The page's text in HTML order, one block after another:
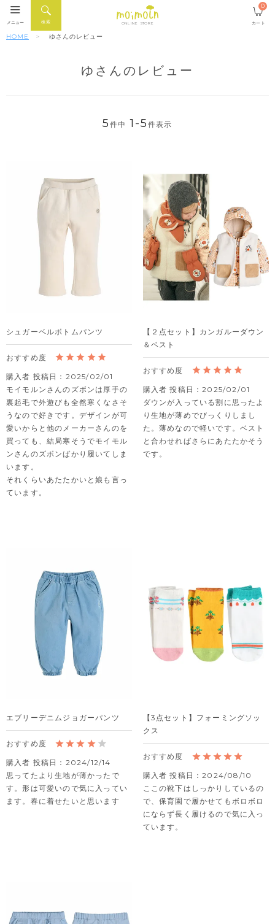
ONLINE STORE
検索
メニュー カート
0
HOME ゆさんのレビュー
ゆさんのレビュー
5件中 1 -5 件表示
シュガーベルボトムパンツ
購入者 投稿日
2025/02/01
モイモルンさんのズボンは厚手の
裏起毛で外遊びも全然寒くなさそ
うなので好きです。デザインが可
愛いからと他のメーカーさんのを
買っても、結局寒そうでモイモル
ンさんのズボンばかり履いてしま
います。
それくらいあたたかいと娘も言っ
ています。
【２点セット】カンガルーダウン
＆ベスト
購入者 投稿日
2025/02/01
ダウンが入っている割に思ったよ
り生地が薄めでびっくりしまし
た。薄めなので軽いです。ベスト
と合わせればさらにあたたかそう
です。
エブリーデニムジョガーパンツ
購入者 投稿日
2024/12/14
思ってたより生地が薄かったで
す。形は可愛いので気に入ってい
ます。春に着せたいと思います
【3点セット】フォーミングソッ
クス
購入者 投稿日
2024/08/10
ここの靴下はしっかりしているの
で、保育園で履かせてもボロボロ
にならず長く履けるので気に入っ
ています。